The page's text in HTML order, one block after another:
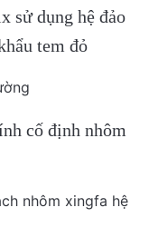
sử dụng hệ đảo
tem đỏ
cố định nhôm